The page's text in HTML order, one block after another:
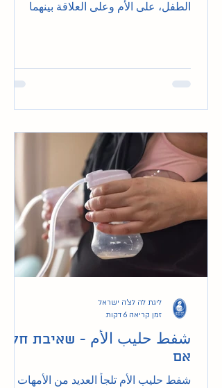
الطفل، على الأم وعلى العلاقة بينهما
شفط حليب الأم - שאיבת חלב
אם
شفط حليب الأم تلجأ العديد من الأمهات
ליגת לה לצ'ה ישראל
זמן קריאה 6 דקות